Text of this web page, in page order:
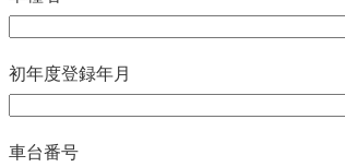
初年度登録年月
車台番号